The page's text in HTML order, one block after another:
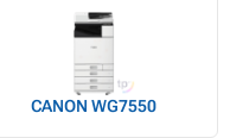
CANON WG7550